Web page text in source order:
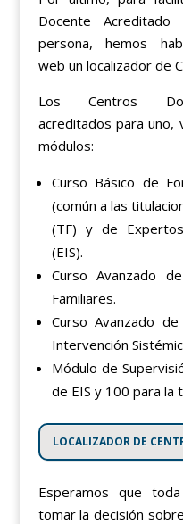
Docente
persona, hemos
web un localizador de
Los Centros
acreditados para uno,
módulos:
Curso Básico de
(común a las
(TF) y de
(EIS).
Curso Avanzado
Familiares.
Curso Avanzado
Intervención
Módulo de
de EIS y 100 para la
LOCALIZADOR DE
Esperamos que
tomar la decisión